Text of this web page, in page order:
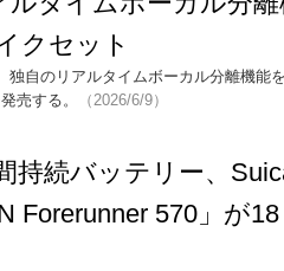
クセット
独自のリアルタイムボーカル分離機能
売する。
（2026/6/9）
持続バッテリー、
Forerunner 570」が